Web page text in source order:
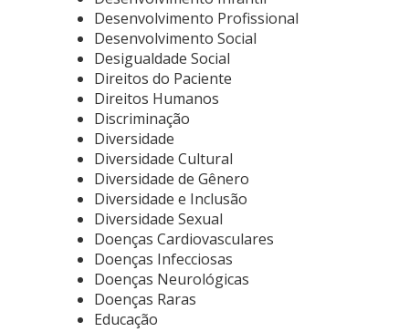
Desenvolvimento Profissional
Desenvolvimento Social
Desigualdade Social
Direitos do Paciente
Direitos Humanos
Discriminação
Diversidade
Diversidade Cultural
Diversidade de Gênero
Diversidade e Inclusão
Diversidade Sexual
Doenças Cardiovasculares
Doenças Infecciosas
Doenças Neurológicas
Doenças Raras
Educação